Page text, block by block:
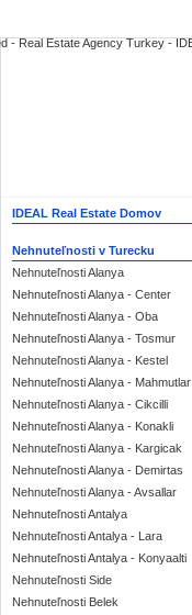
IDEAL Real Estate Domov
Nehnuteľnosti v Turecku
Nehnuteľnosti Alanya
Nehnuteľnosti Alanya - Center
Nehnuteľnosti Alanya - Oba
Nehnuteľnosti Alanya - Tosmur
Nehnuteľnosti Alanya - Kestel
Nehnuteľnosti Alanya - Mahmutlar
Nehnuteľnosti Alanya - Cikcilli
Nehnuteľnosti Alanya - Konakli
Nehnuteľnosti Alanya - Kargicak
Nehnuteľnosti Alanya - Demirtas
Nehnuteľnosti Alanya - Avsallar
Nehnuteľnosti Antalya
Nehnuteľnosti Antalya - Lara
Nehnuteľnosti Antalya - Konyaalti
Nehnuteľnosti Side
Nehnuteľnosti Belek